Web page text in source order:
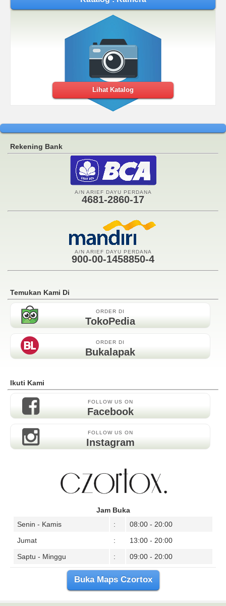
Lihat Katalog
Rekening Bank
A/N ARIEF DAYU PERDANA
4681-2860-17
A/N ARIEF DAYU PERDANA
900-00-1458850-4
Temukan Kami Di
ORDER DI
TokoPedia
ORDER DI
Bukalapak
Ikuti Kami
FOLLOW US ON
Facebook
FOLLOW US ON
Instagram
Jam Buka
Senin - Kamis
:
08:00 - 20:00
Jumat
:
13:00 - 20:00
Saptu - Minggu
: 09:00 - 20:00
Buka Maps Czortox